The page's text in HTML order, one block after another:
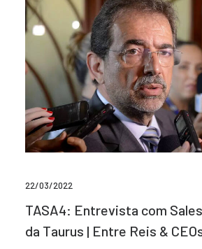
22/03/2022
TASA4: Entrevista com
da Taurus | Entre Reis &